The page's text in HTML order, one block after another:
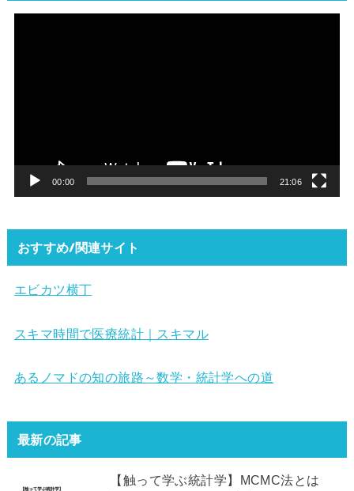
00:00 21:06
おすすめ/関連サイト
エビカツ横丁
スキマ時間で医療統計｜スキマル
あるノマドの知の旅路～数学・統計学への道
最新の記事
【触って学ぶ統計学】MCMC法とは